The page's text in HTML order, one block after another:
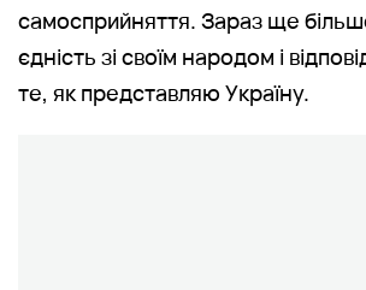
самосприйняття. Зараз ще
єдність зі своїм народом і
те, як представляю Україну.